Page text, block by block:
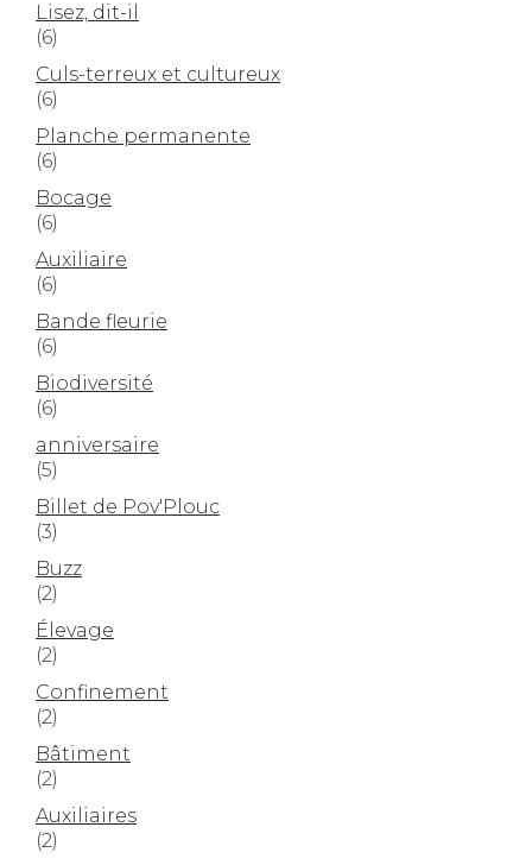
Lisez, dit-il
(6)
Culs-terreux et cultureux
(6)
Planche permanente
(6)
Bocage
(6)
Auxiliaire
(6)
Bande fleurie
(6)
Biodiversité
(6)
anniversaire
(5)
Billet de Pov'Plouc
(3)
Buzz
(2)
Élevage
(2)
Confinement
(2)
Bâtiment
(2)
Auxiliaires
(2)